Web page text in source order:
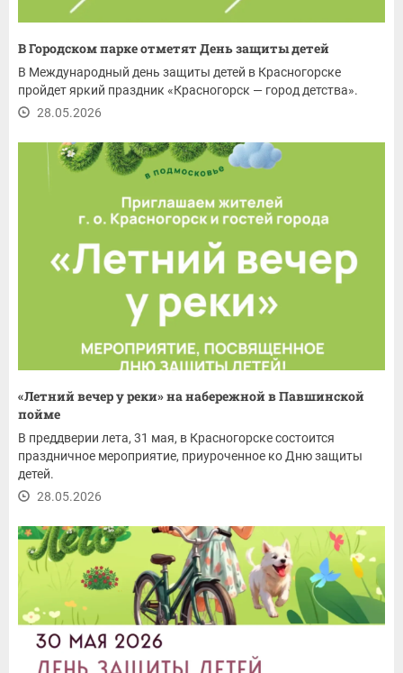
В Городском парке отметят День защиты детей
В Международный день защиты детей в Красногорске
пройдет яркий праздник «Красногорск — город детства».
28.05.2026
«Летний вечер у реки» на набережной в Павшинской
пойме
В преддверии лета, 31 мая, в Красногорске состоится
праздничное мероприятие, приуроченное ко Дню защиты
детей.
28.05.2026